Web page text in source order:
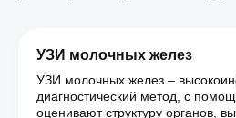
УЗИ молочных желез
УЗИ молочных желез –
диагностический метод, с
оценивают структуру органов,